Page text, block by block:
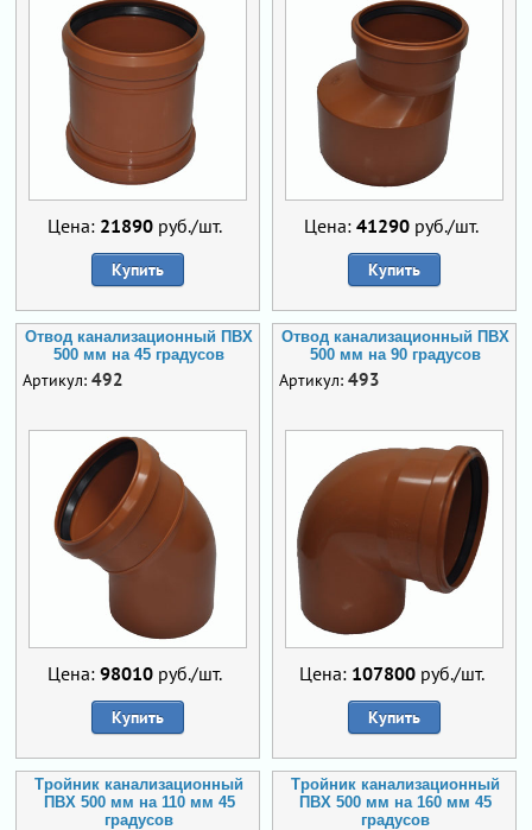
Цена: 21890 руб./шт.
Купить
Цена: 41290 руб./шт.
Купить
Отвод канализационный ПВХ
500 мм на 45 градусов
Артикул: 492
Цена: 98010 руб./шт.
Купить
Отвод канализационный ПВХ
500 мм на 90 градусов
Артикул: 493
Цена: 107800руб./шт.
Купить
Тройник канализационный
ПВХ 500 мм на 110 мм 45
градусов
Тройник канализационный
ПВХ 500 мм на 160 мм 45
градусов